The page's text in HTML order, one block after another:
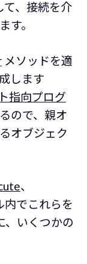
て、接続を介
す。
メソッドを適
します
指向プログ
ので、親オ
オブジェク
、
でこれらを
、いくつかの